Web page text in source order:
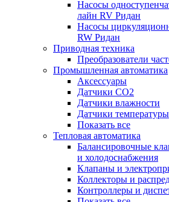
Насосы
лайн RV Ридан
Насосы
RW Ридан
Приводная техника
Преобразователи
Промышленная автоматика
Аксессуары
Датчики CO2
Датчики влажности
Датчики температуры
Показать все
Тепловая автоматика
Балансировочные
и холодоснабжения
Клапаны и
Коллекторы и
Контроллеры и